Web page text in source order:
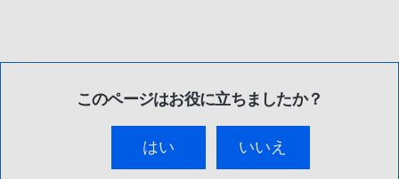
このページはお役に立ちましたか？
はい いいえ